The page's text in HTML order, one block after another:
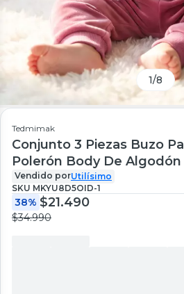
1/8
Tedmimak
Conjunto 3 Piezas Buzo
Polerón Body De
Tedmimak Bebé Niña
Vendido porUtilísimo
SKU MKYU8D5OID-1
38% $21.490
$34.990